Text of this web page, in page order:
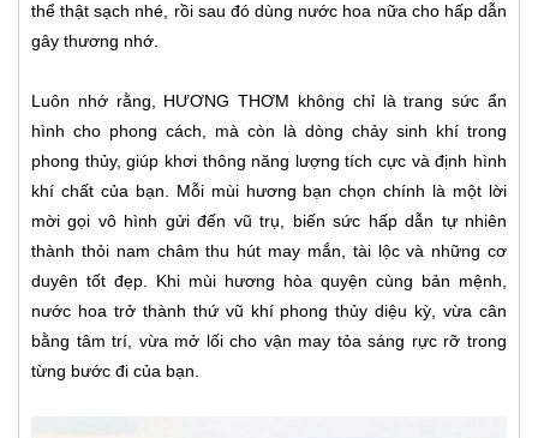
thể thật sạch nhé, rồi sau đó dùng nước hoa nữa cho hấp dẫn
gây thương nhớ.
Luôn nhớ rằng, HƯƠNG THƠM không chỉ là trang sức ẩn
hình cho phong cách, mà còn là dòng chảy sinh khí trong
phong thủy, giúp khơi thông năng lượng tích cực và định hình
khí chất của bạn. Mỗi mùi hương bạn chọn chính là một lời
mời gọi vô hình gửi đến vũ trụ, biến sức hấp dẫn tự nhiên
thành thỏi nam châm thu hút may mắn, tài lộc và những cơ
duyên tốt đẹp. Khi mùi hương hòa quyện cùng bản mệnh,
nước hoa trở thành thứ vũ khí phong thủy diệu kỳ, vừa cân
bằng tâm trí, vừa mở lối cho vận may tỏa sáng rực rỡ trong
từng bước đi của bạn.